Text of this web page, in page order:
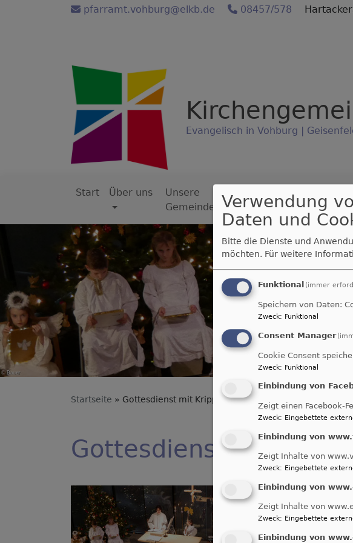
pfarramt.vohburg@elkb.de 08457/578
Evangelisch in Vohburg |
Hauptnavigation
Start Über uns
Unsere
Gemeinde
Gottesdienste
Startseite Gottesdienst mit Krippenspiel | Rückblick
Gottesdienst mit
Drei
Verwendung
Daten und
Bitte die Dienste und
möchten. Für weitere
Funktional (immer
Speichern von Daten:
Zweck: Funktional
Consent Manager
Cookie Consent
Zweck: Funktional
Einbindung von
Zeigt einen Facebook-
Zweck: Eingebettete
Einbindung von
Zeigt Inhalte von
Zweck: Eingebettete
Einbindung von
Zeigt Inhalte von
Zweck: Eingebettete
Einbindung von